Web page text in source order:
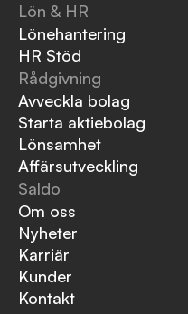
Lön & HR
Lönehantering
HR Stöd
Rådgivning
Avveckla bolag
Starta aktiebolag
Lönsamhet
Affärsutveckling
Saldo
Om oss
Nyheter
Karriär
Kunder
Kontakt